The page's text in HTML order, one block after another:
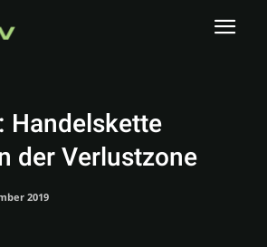
Handelskette
der Verlustzone
2019